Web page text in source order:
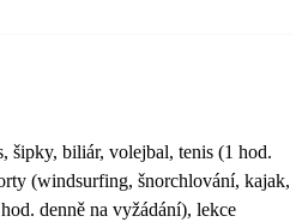
šipky, biliár, volejbal, tenis (1 hod.
(windsurfing, šnorchlování, kajak,
denně na vyžádání), lekce